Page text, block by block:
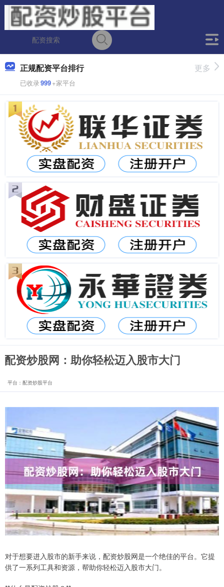
正规配资平台排行
已收录999+家平台
更多
配资炒股网：助你轻松迈入股市大门
平台：配资炒股平台
对于想要进入股市的新手来说，配资炒股网是一个绝佳的平台。它提
供了一系列工具和资源，帮助你轻松迈入股市大门。